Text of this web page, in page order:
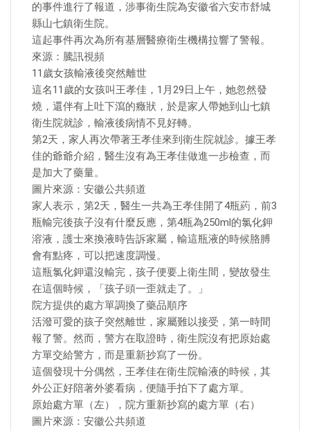
的事件進行了報道，涉事衛生院為安徽省六安市舒城
縣山七鎮衛生院。
這起事件再次為所有基層醫療衛生機構拉響了警報。
來源：騰訊視頻
11歲女孩輸液後突然離世
這名11歲的女孩叫王孝佳，1月29日上午，她忽然發
燒，還伴有上吐下瀉的癥狀，於是家人帶她到山七鎮
衛生院就診，輸液後病情不見好轉。
第2天，家人再次帶著王孝佳來到衛生院就診。據王孝
佳的爺爺介紹，醫生沒有為王孝佳做進一步檢查，而
是加大了藥量。
圖片來源：安徽公共頻道
家人表示，第2天，醫生一共為王孝佳開了4瓶葯，前3
瓶輸完後孩子沒有什麼反應，第4瓶為250ml的氯化鉀
溶液，護士來換液時告訴家屬，輸這瓶液的時候胳膊
會有點疼，可以把速度調慢。
這瓶氯化鉀還沒輸完，孩子便要上衛生間，變故發生
在這個時候，「孩子頭一歪就走了。」
院方提供的處方單調換了藥品順序
活潑可愛的孩子突然離世，家屬難以接受，第一時間
報了警。然而，警方在取證時，衛生院沒有把原始處
方單交給警方，而是重新抄寫了一份。
這個發現十分偶然，王孝佳在衛生院輸液的時候，其
外公正好陪著外婆看病，便隨手拍下了處方單。
原始處方單（左），院方重新抄寫的處方單（右）
圖片來源：安徽公共頻道